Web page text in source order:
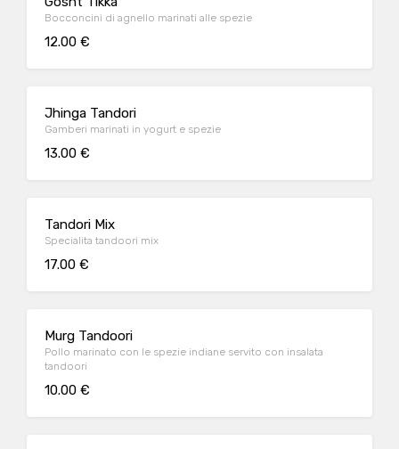
Bocconcini di agnello marinati alle spezie
12.00 €
Jhinga Tandori
Gamberi marinati in yogurt e spezie
13.00 €
Tandori Mix
Specialita tandoori mix
17.00 €
Murg Tandoori
Pollo marinato con le spezie indiane servito con insalata
tandoori
10.00 €